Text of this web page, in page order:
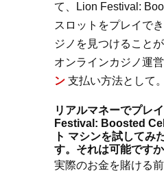
て、Lion Festival:
スロットをプレイで
ジノを見つけること
オンラインカジノ運
ン 支払い方法として。
リアルマネーでプレ
Festival: Boosted
ト マシンを試してみ
す。それは可能です
実際のお金を賭ける